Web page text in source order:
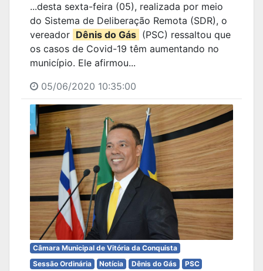
...desta sexta-feira (05), realizada por meio
do Sistema de Deliberação Remota (SDR), o
vereador Dênis do Gás (PSC) ressaltou que
os casos de Covid-19 têm aumentando no
município. Ele afirmou...
05/06/2020 10:35:00
Câmara Municipal de Vitória da Conquista
Sessão Ordinária
Notícia Dênis do Gás PSC